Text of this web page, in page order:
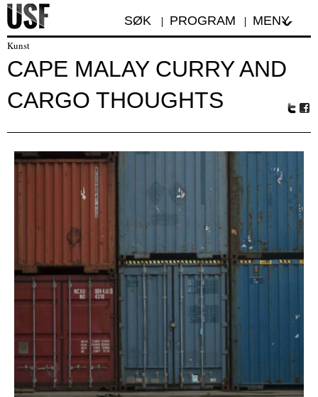
SØK PROGRAM MENY
Kunst
CAPE MALAY CURRY AND
CARGO THOUGHTS
r
oo